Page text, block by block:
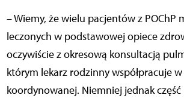
– Wiemy, że wielu pacjentów z POChP
leczonych w podstawowej opiece
oczywiście z okresową konsultacją
którym lekarz rodzinny współpracuje
koordynowanej. Niemniej jednak